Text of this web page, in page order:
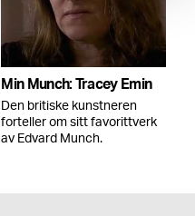
Min Munch: Tracey Emin
Den britiske kunstneren
forteller om sitt favorittverk
av Edvard Munch.